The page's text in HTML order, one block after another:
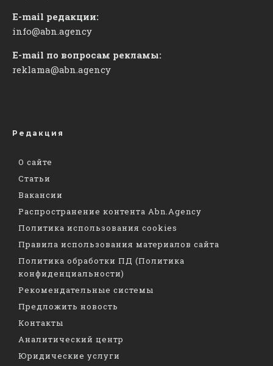
E-mail редакции:
info@abn.agency
E-mail по вопросам рекламы:
reklama@abn.agency
Редакция
О сайте
Статьи
Вакансии
Распространение контента Abn.Agency
Политика использования cookies
Правила использования материалов сайта
Политика обработки ПД (Политика
конфиденциальности)
Рекомендательные системы
Предложить новость
Контакты
Аналитический центр
Юридические услуги